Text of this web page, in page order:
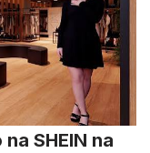
SHEIN na